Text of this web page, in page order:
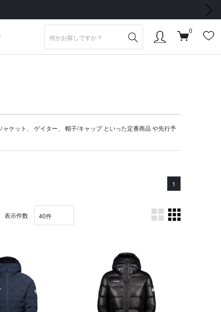
次の画像
0
ャケット ゲイター 帽子/キャップといった定番商品 や先行予
1
表示件数